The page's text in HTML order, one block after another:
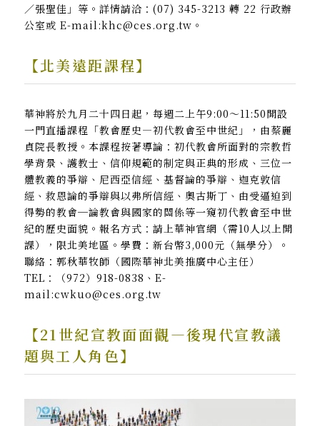
／張聖佳」等。詳情請洽：(07) 345-3213 轉 22 行政辦
公室或 E-mail:khc@ces.org.tw。
【北美遠距課程】
華神將於九月二十四日起，每週二上午9:00～11:50開設
一門直播課程「教會歷史—初代教會至中世紀」，由蔡麗
貞院長教授。本課程按著導論：初代教會所面對的宗教哲
學背景、護教士、信仰規範的制定與正典的形成、三位一
體教義的爭辯、尼西亞信經、基督論的爭辯、迦克敦信
經、救恩論的爭辯與以弗所信經、奧古斯丁、由受逼迫到
得勢的教會─論教會與國家的關係等一窺初代教會至中世
紀的歷史面貌。報名方式：請上華神官網（需10人以上開
課），限北美地區。學費：新台幣3,000元（無學分）。
聯絡：郭秋華牧師（國際華神北美推廣中心主任）
TEL：（972）918-0838、E-
mail:cwkuo@ces.org.tw
【21世紀宣教面面觀—後現代宣教議
題與工人角色】